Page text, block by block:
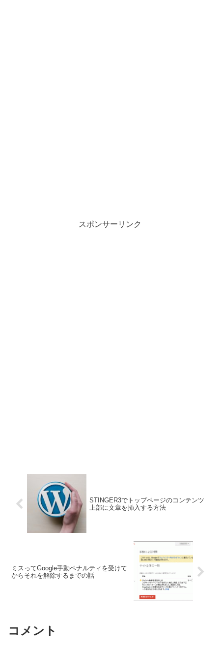
スポンサーリンク
STINGER3でトップページのコンテンツ
上部に文章を挿入する方法
ミスってGoogle手動ペナルティを受けて
からそれを解除するまでの話
コメント